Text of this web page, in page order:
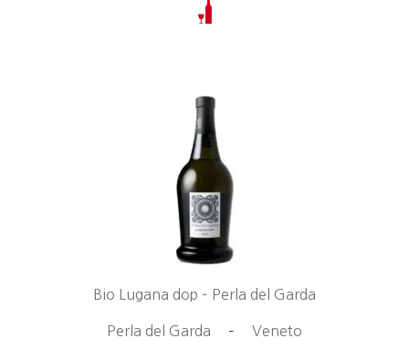
Bio Lugana dop – Perla del Garda
Perla del Garda – Veneto